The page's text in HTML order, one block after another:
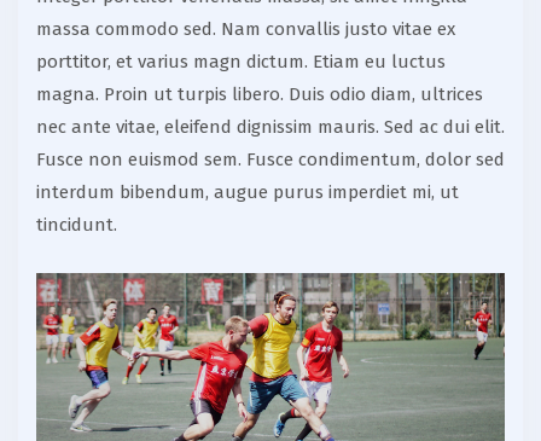
massa commodo sed. Nam convallis justo vitae ex
porttitor, et varius magn dictum. Etiam eu luctus
magna. Proin ut turpis libero. Duis odio diam, ultrices
nec ante vitae, eleifend dignissim mauris. Sed ac dui elit.
Fusce non euismod sem. Fusce condimentum, dolor sed
interdum bibendum, augue purus imperdiet mi, ut
tincidunt.